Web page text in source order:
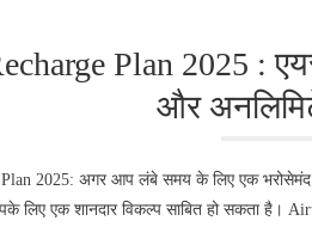
Plan 2025 :
और
2025: अगर आप लंबे समय के लिए एक भरोसेमंद और
लिए एक शानदार विकल्प साबित हो सकता है।